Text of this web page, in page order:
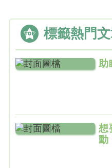
標籤熱門
助
想
動